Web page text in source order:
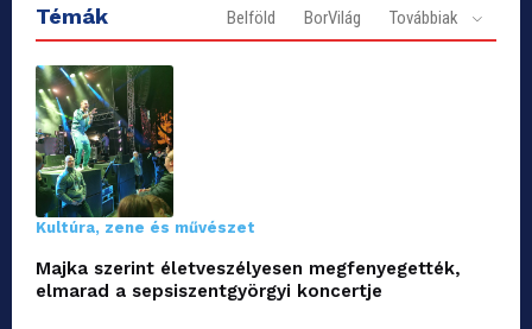
Témák Belföld BorVilág Továbbiak
Kultúra, zene és művészet
Majka szerint életveszélyesen megfenyegették,
elmarad a sepsiszentgyörgyi koncertje